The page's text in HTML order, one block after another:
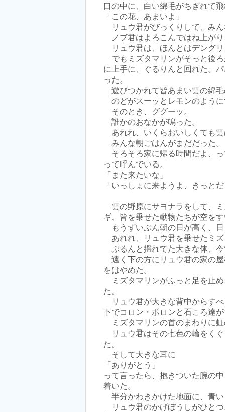
口の中に、白い綿毛がちぎれて
「この花、あまいよ」
リュウ君がびっくりして、み
ノブ君はよろこんではね上が
リュウ君は、ほんとはデング
でもミズタマリンがそっと後
に上手に、ぐるりんと回れた。
った。
遊びつかれて皆あまい雲の綿
のどがスーッとレモンのよう
そのとき、ググーッ。
誰かのおなかが鳴った。
あれれ、いくらおいしくても
みんな朝ごはんがまだだった。
そろそろ家に帰る時間だよ、
って呼んでいる。
「また来たいな」
「いっしょに来ようよ、きっと
雲の野原にサヨナラをして、
ギ、皆を乗せた動物たちが空を
もうずいぶん朝の日が高く、
あれれ、リュウ君を乗せたミ
ぷるんと揺れてた大きな体、
遠く下の方にリュウ君の家の
をはやめた。
ミズタマリンがふっと足を止
た。
リュウ君が大きな背中からす
下でコロン・ポロンと石ころ達
ミズタマリンの首のまわりに
リュウ君はその七色の輪をく
た。
そして大きな耳に
「ありがとう」
って言ったら、抱きついた腕の
着いた。
半分かわきかけた地面に、青
リュウ君のかげぼうしがひと